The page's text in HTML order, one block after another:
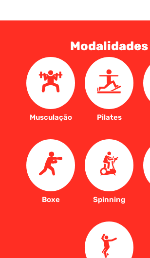
Modalidades
Musculação Pilates
Boxe Spinning